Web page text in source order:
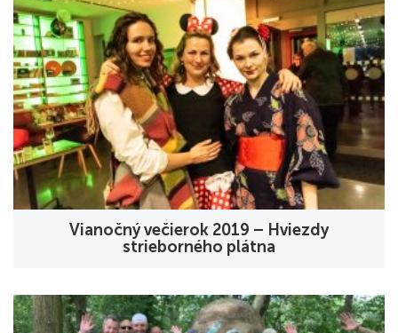
Vianočný večierok 2019 – Hviezdy
strieborného plátna